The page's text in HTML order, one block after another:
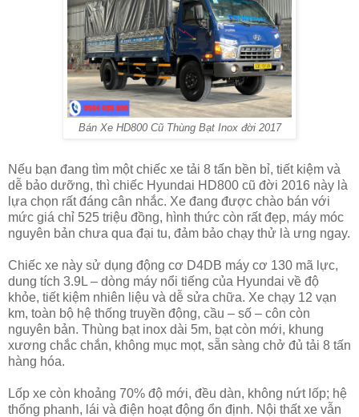
Bán Xe HD800 Cũ Thùng Bạt Inox đời 2017
Nếu bạn đang tìm một chiếc xe tải 8 tấn bền bỉ, tiết kiệm và
dễ bảo dưỡng, thì chiếc Hyundai HD800 cũ đời 2016 này là
lựa chọn rất đáng cân nhắc. Xe đang được chào bán với
mức giá chỉ 525 triệu đồng, hình thức còn rất đẹp, máy móc
nguyên bản chưa qua đại tu, đảm bảo chạy thử là ưng ngay.
Chiếc xe này sử dụng động cơ D4DB máy cơ 130 mã lực,
dung tích 3.9L – dòng máy nổi tiếng của Hyundai về độ
khỏe, tiết kiệm nhiên liệu và dễ sửa chữa. Xe chạy 12 vạn
km, toàn bộ hệ thống truyền động, cầu – số – côn còn
nguyên bản. Thùng bạt inox dài 5m, bạt còn mới, khung
xương chắc chắn, không mục mọt, sẵn sàng chở đủ tải 8 tấn
hàng hóa.
Lốp xe còn khoảng 70% độ mới, đều dàn, không nứt lốp; hệ
thống phanh, lái và điện hoạt động ổn định. Nội thất xe vẫn